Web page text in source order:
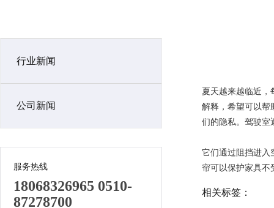
行业新闻
公司新闻
服务热线
18068326965 0510-
87278700
夏天越来越临近，
解释，希望可以帮
们的隐私。驾驶室
它们通过阻挡进入
帘可以保护家具不
相关标签：